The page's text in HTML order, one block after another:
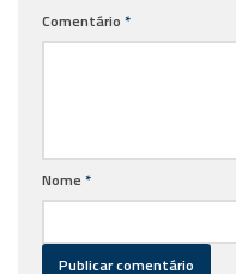
Comentário *
Nome *